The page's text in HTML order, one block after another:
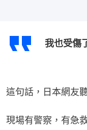
我也受傷
這句話，日本網友
現場有警察，有急